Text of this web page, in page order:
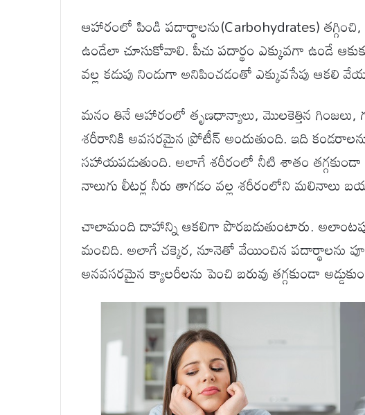
ఆహారంలో పిండి పదార్థాలను(Carbohydrates) తగ్గించి,
ఉండేలా చూసుకోవాలి. పీచు పదార్థం ఎక్కువగా ఉండే
వల్ల కడుపు నిండుగా అనిపించడంతో ఎక్కువసేపు ఆకలి
మనం తినే ఆహారంలో తృణధాన్యాలు, మొలకెత్తిన గింజలు,
శరీరానికి అవసరమైన ప్రోటీన్ అందుతుంది. ఇది
సహాయపడుతుంది. అలాగే శరీరంలో నీటి శాతం తగ్గకుండా
నాలుగు లీటర్ల నీరు తాగడం వల్ల శరీరంలోని మలినాలు
చాలామంది దాహాన్ని ఆకలిగా పొరబడుతుంటారు.
మంచిది. అలాగే చక్కెర, నూనెతో వేయించిన పదార్థాలను
అనవసరమైన క్యాలరీలను పెంచి బరువు తగ్గకుండా